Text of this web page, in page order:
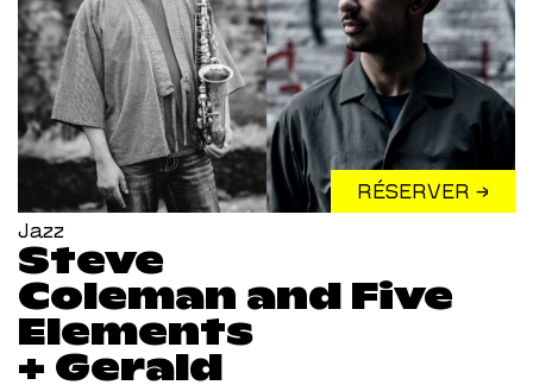
RÉSERVER →
Jazz
Steve
Coleman and Five
Elements
+ Gerald